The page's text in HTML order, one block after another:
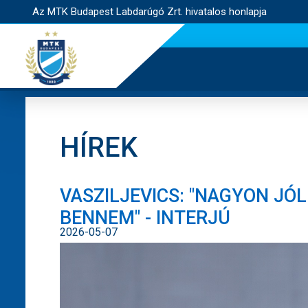
Az MTK Budapest Labdarúgó Zrt. hivatalos honlapja
HÍREK
VASZILJEVICS: "NAGYON
BENNEM" - INTERJÚ
2026-05-07